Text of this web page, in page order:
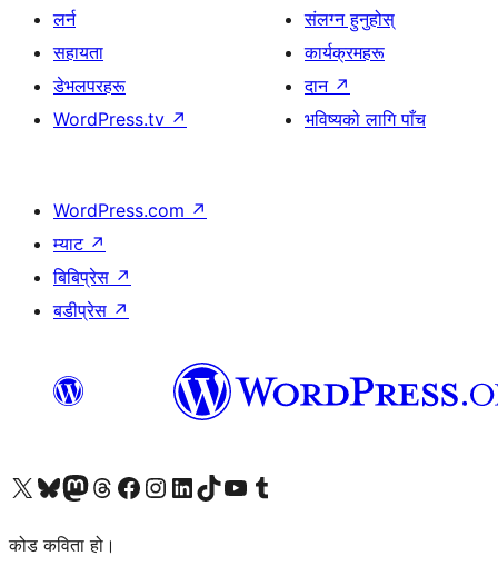
लर्न
सहायता
डेभलपरहरू
WordPress.tv ↗
संलग्न हुनुहोस्
कार्यक्रमहरू
दान ↗
भविष्यको लागि पाँच
WordPress.com ↗
म्याट ↗
बिबिप्रेस ↗
बडीप्रेस ↗
हाम्रो X (पहिले ट्विटर) खातामा जानुहोस्
हाम्रो Bluesky खाता भ्रमण गर्नुहोस्
हाम्रो म्यास्टोडन खाता भ्रमण गर्नुहोस्
हाम्रो थ्रेड्स खातामा जानुहोस्
हाम्रो फेसबुक पेजमा जानुहोस्
हाम्रो इन्स्टाग्राम खातामा जानुहोस्
हाम्रो लिङ्क्डइन खातामा जानुहोस्
हाम्रो TikTok खाता भ्रमण गर्नुहोस्
हाम्रो युट्युब च्यानलमा जानुहोस्
हाम्रो टम्बलर खाता भ्रमण गर्नुहोस्
कोड कविता हो।